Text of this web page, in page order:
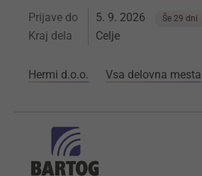
Prijave do 5. 9. 2026 Še 29 dni
Kraj dela Celje
Hermi d.o.o. Vsa delovna mesta